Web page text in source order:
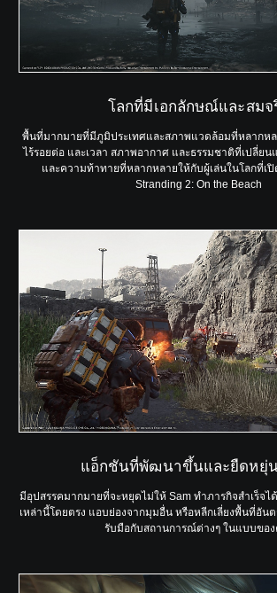
โลกที่มีเอกลักษณ์และสมจ
พื้นที่มากมายที่มีภูมิประเทศและสภาพแวดล้อมที่หลากหล
ไร้รอยต่อ และเวลา สภาพอากาศ และธรรมชาติที่เปลี่ย
และความท้าทายที่หลากหลายให้กับผู้เล่นในโลกที่เปิ
Stranding 2: On the Beach
แอ็กชันที่พัฒนาขึ้นและยืดหยุ่
มีอุปสรรคมากมายที่จะหยุดไม่ให้ Sam ทำภารกิจสำเร็จ
เหล่านี้โดยตรง แอบย่องจากมุมอื่น หรือหลีกเลี่ยงพื้นที่อันต
รับมือกับสถานการณ์ต่างๆ ในแบบขอ